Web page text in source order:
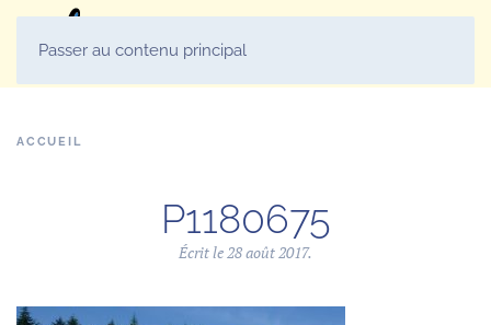
Passer au contenu principal
ACCUEIL
P1180675
Écrit le28 août 2017.